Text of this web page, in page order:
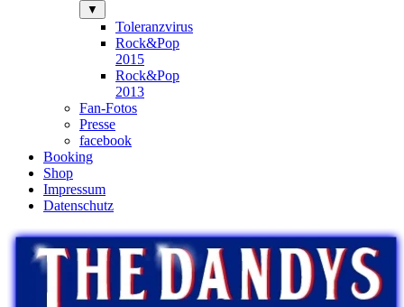
▼
Toleranzvirus
Rock&Pop
2015
Rock&Pop
2013
Fan-Fotos
Presse
facebook
Booking
Shop
Impressum
Datenschutz